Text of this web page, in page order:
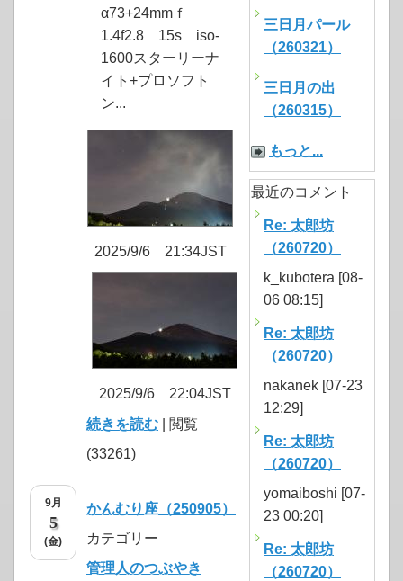
α73+24mmｆ
1.4f2.8 15s iso-
1600スターリーナ
イト+プロソフト
ン...
2025/9/6 21:34JST
2025/9/6 22:04JST
続きを読む | 閲覧
(33261)
9月
5
(金)
かんむり座（250905）
カテゴリー
管理人のつぶやき
三日月パール
（260321）
三日月の出
（260315）
もっと...
最近のコメント
Re: 太郎坊
（260720）
k_kubotera [08-
06 08:15]
Re: 太郎坊
（260720）
nakanek [07-23
12:29]
Re: 太郎坊
（260720）
yomaiboshi [07-
23 00:20]
Re: 太郎坊
（260720）